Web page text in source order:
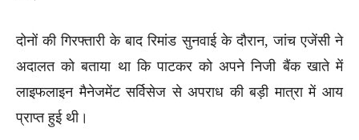
दोनों की गिरफ्तारी के बाद रिमांड सुनवाई के दौरान, जांच एजेंसी ने
अदालत को बताया था कि पाटकर को अपने निजी बैंक खाते में
लाइफलाइन मैनेजमेंट सर्विसेज से अपराध की बड़ी मात्रा में आय
प्राप्त हुई थी।